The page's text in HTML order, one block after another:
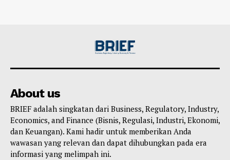
About us
BRIEF adalah singkatan dari Business, Regulatory, Industry,
Economics, and Finance (Bisnis, Regulasi, Industri, Ekonomi,
dan Keuangan). Kami hadir untuk memberikan Anda
wawasan yang relevan dan dapat dihubungkan pada era
informasi yang melimpah ini.